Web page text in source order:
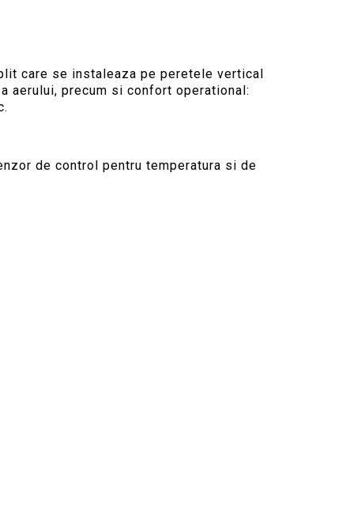
care se instaleaza pe peretele vertical
aerului, precum si confort operational:
de control pentru temperatura si de